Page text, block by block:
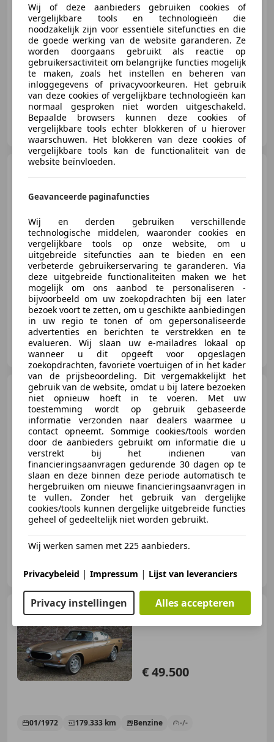
€ 47.500
01/1982 44.281 km Benzine -/-
Gallery Aaldering
NL-6971 AP BRUMMEN
€ 39.750
01/1969 69.158 km Benzine -/-
Gallery Aaldering
NL-6971 AP BRUMMEN
Ferrari F430Manual "Pilota
Ferrari Academy" A fully optioned
€ 247.500
01/2007 87.988 km Benzine -/-
NL-6971 AP BRUMMEN
Volvo P1800P1800E
€ 49.500
01/1972 179.333 km Benzine -/-
Wij of deze aanbieders gebruiken cookies of
vergelijkbare tools en technologieën die
noodzakelijk zijn voor essentiële sitefuncties en die
de goede werking van de website garanderen. Ze
worden doorgaans gebruikt als reactie op
gebruikersactiviteit om belangrijke functies mogelijk
te maken, zoals het instellen en beheren van
inloggegevens of privacyvoorkeuren. Het gebruik
van deze cookies of vergelijkbare technologieën kan
normaal gesproken niet worden uitgeschakeld.
Bepaalde browsers kunnen deze cookies of
vergelijkbare tools echter blokkeren of u hierover
waarschuwen. Het blokkeren van deze cookies of
vergelijkbare tools kan de functionaliteit van de
website beïnvloeden.
Geavanceerde paginafuncties
Wij en derden gebruiken verschillende
technologische middelen, waaronder cookies en
vergelijkbare tools op onze website, om u
uitgebreide sitefuncties aan te bieden en een
verbeterde gebruikerservaring te garanderen. Via
deze uitgebreide functionaliteiten maken we het
mogelijk om ons aanbod te personaliseren -
bijvoorbeeld om uw zoekopdrachten bij een later
bezoek voort te zetten, om u geschikte aanbiedingen
in uw regio te tonen of om gepersonaliseerde
advertenties en berichten te verstrekken en te
evalueren. Wij slaan uw e-mailadres lokaal op
wanneer u dit opgeeft voor opgeslagen
zoekopdrachten, favoriete voertuigen of in het kader
van de prijsbeoordeling. Dit vergemakkelijkt het
gebruik van de website, omdat u bij latere bezoeken
niet opnieuw hoeft in te voeren. Met uw
toestemming wordt op gebruik gebaseerde
informatie verzonden naar dealers waarmee u
contact opneemt. Sommige cookies/tools worden
door de aanbieders gebruikt om informatie die u
verstrekt bij het indienen van
financieringsaanvragen gedurende 30 dagen op te
slaan en deze binnen deze periode automatisch te
hergebruiken om nieuwe financieringsaanvragen in
te vullen. Zonder het gebruik van dergelijke
cookies/tools kunnen dergelijke uitgebreide functies
geheel of gedeeltelijk niet worden gebruikt.
Wij werken samen met 225 aanbieders.
Privacybeleid | Impressum | Lijst van leveranciers
Privacy instellingen Alles accepteren